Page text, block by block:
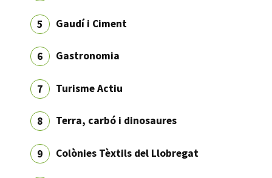
5 Gaudí i Ciment
6 Gastronomia
7 Turisme Actiu
8 Terra, carbó i dinosaures
9 Colònies Tèxtils del Llobregat